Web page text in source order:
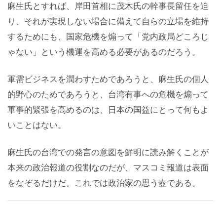
麻生氏とすれば、岸田首相に茂木氏の幹事長留任を迫
り、それが実現しない場合に備えて自らの立場を維持
するためにも、国家危機を煽って「党内政局どころじ
ゃない」という機運を高める必要があるのだろう。
軍需ビジネスを潤わすためであろうと、麻生氏の個人
的野心のためであろうと、台湾有事への危機を煽って
軍事的緊張を高めるのは、日本の国益にとって何もよ
いことはない。
麻生氏の台湾での発言の意図を鮮明に読み解くことが
本来の政治報道の役割なのだが、マスコミ報道は表面
をなぞるだけだ。これでは政治家の思う壺である。